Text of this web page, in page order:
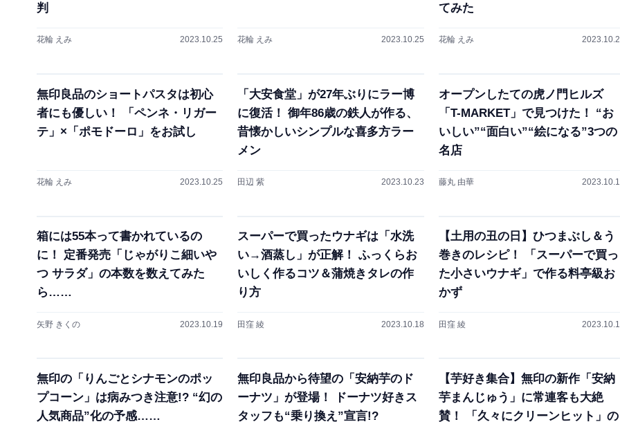
判
花輪 えみ 2023.10.25 花輪 えみ 2023.10.25
てみた
花輪 えみ
無印良品のショートパスタは初心
者にも優しい！ 「ペンネ・リガー
テ」×「ポモドーロ」をお試し
花輪 えみ 2023.10.25
「大安食堂」が27年ぶりにラー博
に復活！ 御年86歳の鉄人が作る、
昔懐かしいシンプルな喜多方ラー
メン
田辺 紫 2023.10.23
オープンしたての虎ノ門ヒルズ
「T-MARKET」で見つけた！ “お
いしい”“面白い”“絵になる”3つの
名店
藤丸 由華
箱には55本って書かれているの
に！ 定番発売「じゃがりこ細いや
つ サラダ」の本数を数えてみた
ら……
矢野 きくの 2023.10.19
スーパーで買ったウナギは「水洗
い→酒蒸し」が正解！ ふっくらお
いしく作るコツ＆蒲焼きタレの作
り方
田窪 綾 2023.10.18
【土用の丑の日】ひつまぶし＆う
巻きのレシピ！ 「スーパーで買っ
た小さいウナギ」で作る料亭級お
かず
田窪 綾
無印の「りんごとシナモンのポッ
プコーン」は病みつき注意!? “幻の
人気商品”化の予感……
無印良品から待望の「安納芋のド
ーナツ」が登場！ ドーナツ好きス
タッフも“乗り換え”宣言!?
【芋好き集合】無印の新作「安納
芋まんじゅう」に常連客も大絶
賛！ 「久々にクリーンヒット」の